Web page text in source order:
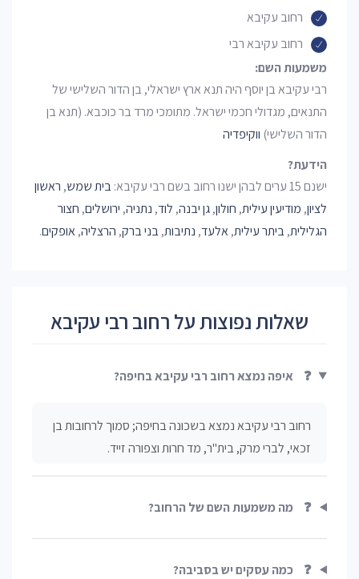
רחוב עקיבא
רחוב עקיבא רבי
משמעות השם:
רבי עקיבא בן יוסף היה תנא ארץ ישראלי, בן הדור השלישי של
התנאים, מגדולי חכמי ישראל. מתומכי מרד בר כוכבא. (תנא בן
הדור השלישי) ווקיפדיה
הידעת?
ישנם 15 ערים לבהן ישנו רחוב בשם רבי עקיבא:
בית שמש, ראשון
לציון, מודיעין עילית, חולון,גן יבנה, לוד, נתניה, ירושלים, חצור
הגלילית,ביתר עילית,אלעד, נתיבות,בני ברק, הרצליה,אופקים.
שאלות נפוצות על רחוב רבי עקיבא
❓ איפה נמצא רחוב רבי עקיבא בחיפה?
רחוב רבי עקיבא נמצא בשכונה בחיפה; סמוך לרחובות בן
זכאי, לברי מרק, בית"ר, מד חרות וצפורה זייד.
❓ מה משמעות השם של הרחוב?
❓ כמה עסקים יש בסביבה?